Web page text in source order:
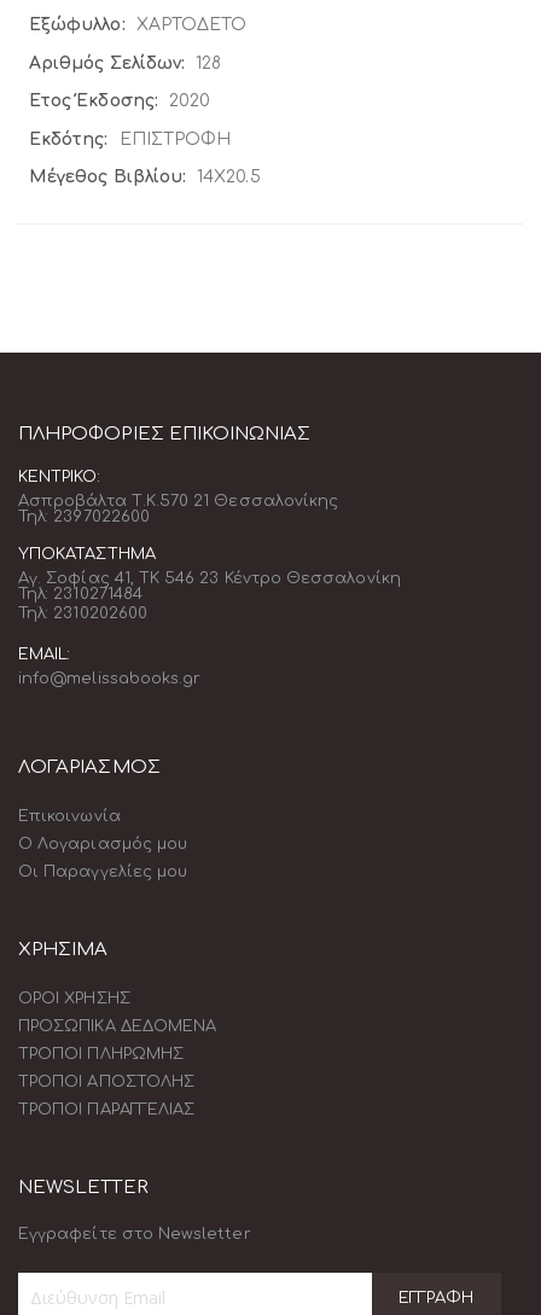
ΧΑΡΤΟΔΕΤΟ
128
2020
ΕΠΙΣΤΡΟΦΗ
14X20.5
ΠΛΗΡΟΦΟΡΊΕΣ ΕΠΙΚΟΙΝΩΝΊΑΣ
ΚΕΝΤΡΙΚΌ:
Ασπροβάλτα Τ.Κ.570 21 Θεσσαλονίκης
Τηλ: 2397022600
ΥΠΟΚΑΤΆΣΤΗΜΑ
Αγ. Σοφίας 41, ΤΚ 546 23 Κέντρο Θεσσαλονίκη
Τηλ: 2310271484
Τηλ: 2310202600
EMAIL:
info@melissabooks.gr
ΛΟΓΑΡΙΑΣΜΟΣ
Επικοινωνία
Ο Λογαριασμός μου
Οι Παραγγελίες μου
ΧΡΗΣΙΜΑ
ΟΡΟΙ ΧΡΗΣΗΣ
ΠΡΟΣΩΠΙΚΑ ΔΕΔΟΜΕΝΑ
ΤΡΟΠΟΙ ΠΛΗΡΩΜΗΣ
ΤΡΟΠΟΙ ΑΠΟΣΤΟΛΗΣ
ΤΡΟΠΟΙ ΠΑΡΑΓΓΕΛΙΑΣ
NEWSLETTER
Εγγραφείτε στο Newsletter
ΕΓΓΡΑΦΉ